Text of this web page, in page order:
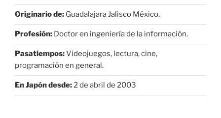
Originario de: Guadalajara Jalisco México.
Profesión: Doctor en ingeniería de la información.
Pasatiempos:Videojuegos, lectura, cine,
programación en general.
En Japón desde:2 de abril de 2003